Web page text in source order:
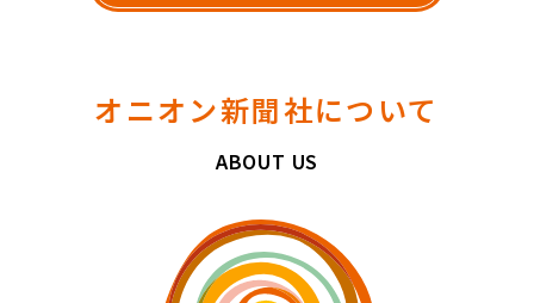
オニオン新聞社について
ABOUT US